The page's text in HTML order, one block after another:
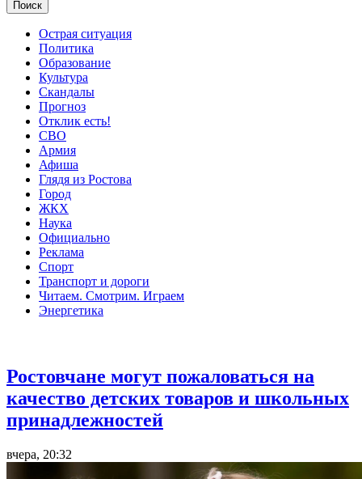
Острая ситуация
Политика
Образование
Культура
Скандалы
Прогноз
Отклик есть!
СВО
Армия
Афиша
Глядя из Ростова
Город
ЖКХ
Наука
Официально
Реклама
Спорт
Транспорт и дороги
Читаем. Смотрим. Играем
Энергетика
Ростовчане могут пожаловаться на
качество детских товаров и школьных
принадлежностей
вчера, 20:32